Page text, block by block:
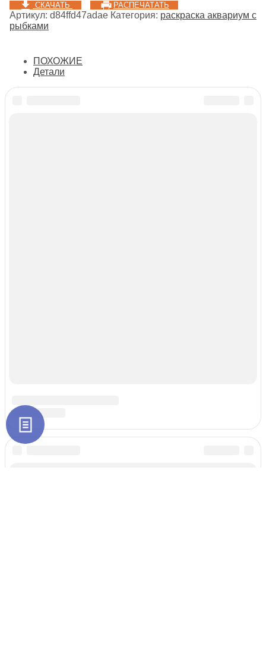
СКАЧАТЬ РАСПЕЧАТАТЬ
Артикул: d84ffd47adae Категория: раскраска аквариум с
рыбками
ПОХОЖИЕ
Детали